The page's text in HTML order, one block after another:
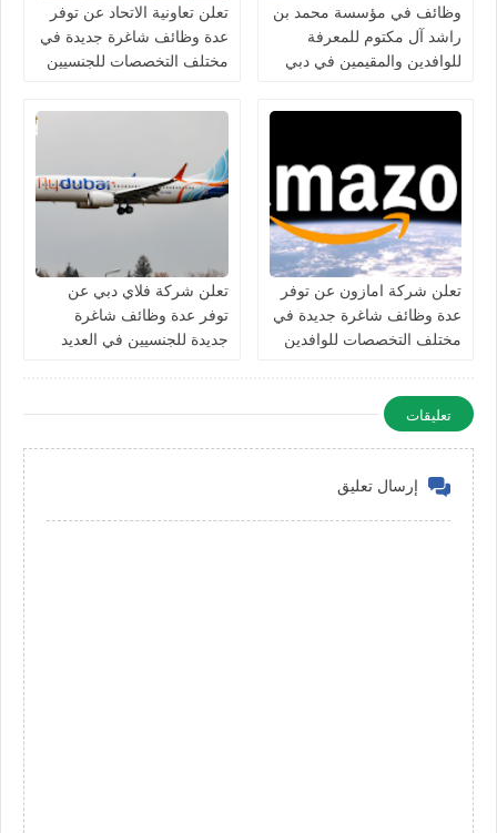
وظائف في مؤسسة محمد بن
راشد آل مكتوم للمعرفة
للوافدين والمقيمين في دبي
تعلن تعاونية الاتحاد عن توفر
عدة وظائف شاغرة جديدة في
مختلف التخصصات للجنسيين
تعلن شركة امازون عن توفر
عدة وظائف شاغرة جديدة في
مختلف التخصصات للوافدين
تعلن شركة فلاي دبي عن
توفر عدة وظائف شاغرة
جديدة للجنسيين في العديد
تعليقات
إرسال تعليق